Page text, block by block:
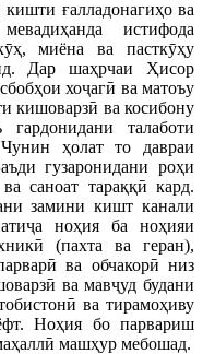
ғалладонагиҳо ва
истифода
миёна ва пасткӯҳу
Дар шаҳрчаи Ҳисор
хоҷагӣ ва матоъу
кишоварзӣ ва косибону
талаботи
ҳолат то давраи
гузаронидани роҳи
саноат тараққӣ кард.
замини кишт канали
ноҳия ба ноҳияи
(пахта ва геран),
ва обчакорӣ низ
ва мавҷуд будани
ва тирамоҳиву
Ноҳия бо парвариш
машҳур мебошад.